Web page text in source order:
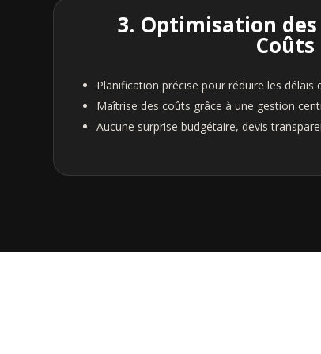
3. Optimisation
Coûts
Planification précise pour réduire les délais
Maîtrise des coûts grâce à une gestion
Aucune surprise budgétaire, devis